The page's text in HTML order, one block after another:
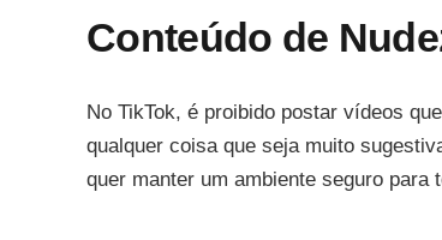
Conteúdo de
No TikTok, é proibido postar vídeos
qualquer coisa que seja muito
quer manter um ambiente seguro